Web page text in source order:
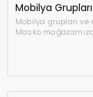
Mobilya Grupları
Mobilya grupları
Masko